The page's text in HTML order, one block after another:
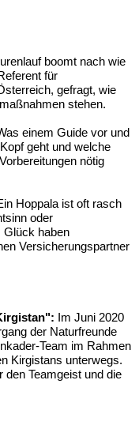
boomt nach wie
für
gefragt, wie
stehen.
einem Guide vor und
geht und welche
nötig
Hoppala ist oft rasch
oder
Glück haben
Versicherungspartner
Im Juni 2020
der Naturfreunde
Team im Rahmen
Kirgistans unterwegs.
Teamgeist und die